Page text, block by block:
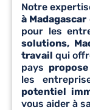
Notre
à Madagascar
pour les
solutions,
travail qui
pays
les
potentiel
vous aider à